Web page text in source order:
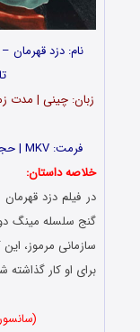
نام: دزد قهرمان –
فرمت: MKV | حجم: متفاوت | محصول چین | امتیاز: 6.7 از 10
خلاصه داستان:
گنج سلسله مینگ
سازمانی مرموز،
برای او کار